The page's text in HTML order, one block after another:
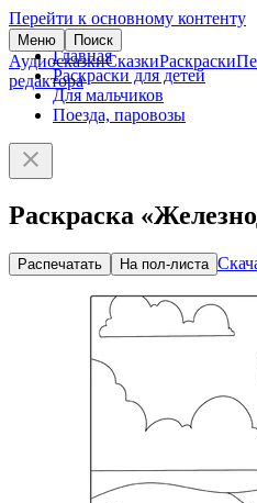
Перейти к основному контенту
Меню Поиск
АудиосказкиСказкиРаскраски
редактора
Главная
Раскраски для детей
Для мальчиков
Поезда, паровозы
Раскраска
Распечатать На пол-листа